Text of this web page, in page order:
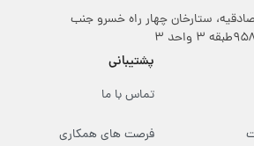
ستارخان چهار راه خسرو جنب
پشتیبانی
تماس با ما
فرصت های همکاری